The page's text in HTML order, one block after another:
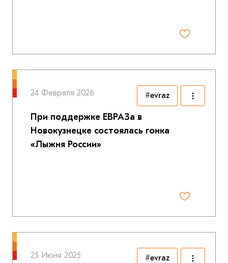
24 Февраля 2026
При поддержке ЕВРАЗа в
Новокузнецке состоялась гонка
«Лыжня России»
#evraz
25 Июня 2025 #evraz